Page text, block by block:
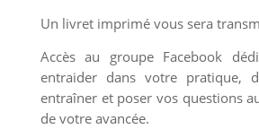
Un livret imprimé vous sera
Accès au groupe Facebook
entraider dans votre pratique,
entraîner et poser vos questions
de votre avancée.